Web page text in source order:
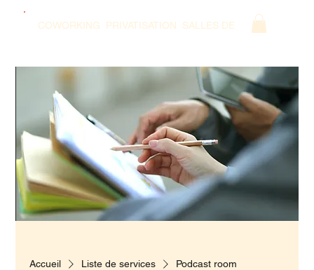
COWORKING PRIVATISATION SALLES DE REUNION
Accueil Liste de services Podcast room